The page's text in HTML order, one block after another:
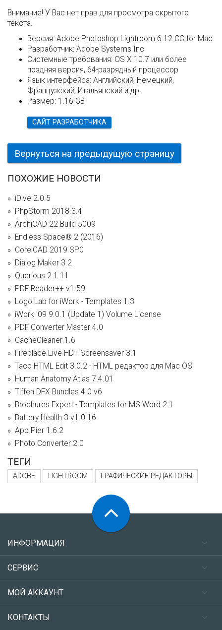
Внимание! У Вас нет прав для просмотра скрытого
текста.
Версия: Adobe Photoshop Lightroom 6.12 CC for Mac
Разработчик: Adobe Systems Inc
Системные требования: OS X 10.7 или более
поздняя версия, 64-разрядный процессор
Язык интерфейса: Английский, Немецкий,
Французский, Итальянский и др.
Размер: 1.16 GB
САЙТ РАЗРАБОТЧИКА
Вернуться на предыдущую страницу
ПОХОЖИЕ НОВОСТИ
iDive 2.0.5
PhpStorm 2018.3.4
ArchiCAD 22 Build 5009
Endless Space® 2 (2016)
CorelCAD 2019 SP0
Dialog Maker 3.2
Querious 2.1.11
PDF Reader++ v1.59
Logo Lab for iWork - Templates 1.3
iWork '09 9.0.1 (Update 1) Volume License
PDF Converter Master 4.0
CacheCleaner 1.6
Fireplace Live HD+ Screensaver 3.1
Taco HTML Edit 3.0.2 - HTML редактор для Mac OS
Human Anatomy Atlas 7.4.01
Tiffen DFX Bundles 4.0 v6
Brochures Expert - Templates for MS Word 2.1
Battery Health 3 v1.0.16
App Pier 1.6.2
Photo Converter 2.0
ТЕГИ
ADOBE LIGHTROOM ГРАФИЧЕСКИЕ РЕДАКТОРЫ
ИНФОРМАЦИЯ
СЕРВИС
МОЙ АККАУНТ
КОНТАКТЫ